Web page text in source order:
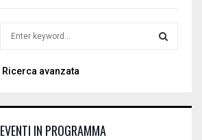
r
o
Ricerca avanzata
EVENTI IN PROGRAMMA